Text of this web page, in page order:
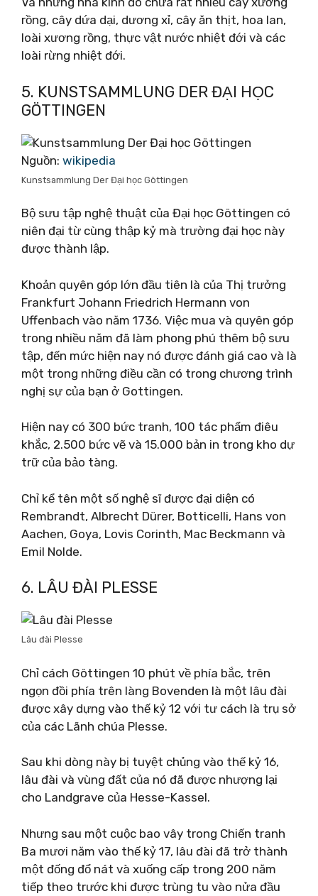
rồng, cây dứa dại, dương xỉ, cây ăn thịt, hoa lan,
loài xương rồng, thực vật nước nhiệt đới và các
loài rừng nhiệt đới.
5. KUNSTSAMMLUNG DER ĐẠI HỌC
GÖTTINGEN
Nguồn: wikipedia
Kunstsammlung Der Đại học Göttingen
Bộ sưu tập nghệ thuật của Đại học Göttingen có
niên đại từ cùng thập kỷ mà trường đại học này
được thành lập.
Khoản quyên góp lớn đầu tiên là của Thị trưởng
Frankfurt Johann Friedrich Hermann von
Uffenbach vào năm 1736. Việc mua và quyên góp
trong nhiều năm đã làm phong phú thêm bộ sưu
tập, đến mức hiện nay nó được đánh giá cao và là
một trong những điều cần có trong chương trình
nghị sự của bạn ở Gottingen.
Hiện nay có 300 bức tranh, 100 tác phẩm điêu
khắc, 2.500 bức vẽ và 15.000 bản in trong kho dự
trữ của bảo tàng.
Chỉ kể tên một số nghệ sĩ được đại diện có
Rembrandt, Albrecht Dürer, Botticelli, Hans von
Aachen, Goya, Lovis Corinth, Mac Beckmann và
Emil Nolde.
6. LÂU ĐÀI PLESSE
Lâu đài Plesse
Chỉ cách Göttingen 10 phút về phía bắc, trên
ngọn đồi phía trên làng Bovenden là một lâu đài
được xây dựng vào thế kỷ 12 với tư cách là trụ sở
của các Lãnh chúa Plesse.
Sau khi dòng này bị tuyệt chủng vào thế kỷ 16,
lâu đài và vùng đất của nó đã được nhượng lại
cho Landgrave của Hesse-Kassel.
Nhưng sau một cuộc bao vây trong Chiến tranh
Ba mươi năm vào thế kỷ 17, lâu đài đã trở thành
một đống đổ nát và xuống cấp trong 200 năm
tiếp theo trước khi được trùng tu vào nửa đầu